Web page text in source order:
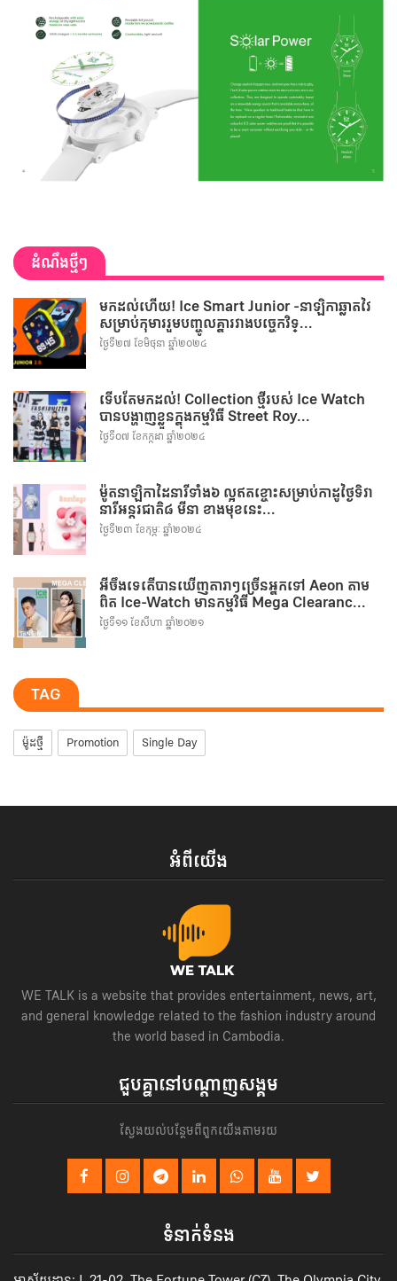
ដំណឹងថ្មីៗ
មកដល់ហើយ! Ice Smart Junior -នាឡិកាឆ្លាតវៃ
សម្រាប់កុមាររួមបញ្ចូលគ្នារវាងបច្ចេកវិទ្...
ថ្ងៃទី២៧ ខែមិថុនា ឆ្នាំ២០២៤
ទើបតែមកដល់! Collection ថ្មីរបស់ Ice Watch
បានបង្ហាញខ្លួនក្នុងកម្មវិធី Street Roy...
ថ្ងៃទី០៧ ខែកក្កដា ឆ្នាំ២០២៤
ម៉ូតនាឡិកាដៃនារីទាំង៦ ល្អឥតខ្ចោះសម្រាប់កាដូថ្ងៃទិវា
នារីអន្តរជាតិ៨ មីនា ខាងមុខនេះ...
ថ្ងៃទី២៣ ខែកុម្ភៈ ឆ្នាំ២០២៤
អីចឹងទេតើបានឃើញតារាៗច្រើនអ្នកទៅ Aeon តាម
ពិត Ice-Watch មានកម្មវិធី Mega Clearanc...
ថ្ងៃទី១១ ខែសីហា ឆ្នាំ២០២១
TAG
ម៉ូដថ្មី Promotion Single Day
អំពីយើង
WE TALK is a website that provides entertainment, news, art,
and general knowledge related to the fashion industry around
the world based in Cambodia.
ជួបគ្នានៅបណ្តាញសង្គម
ស្វែងយល់បន្ថែមពីពួកយើងតាមរយ
ទំនាក់ទំនង